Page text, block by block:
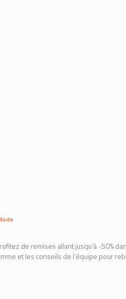
de remises allant jusqu’à -50%
et les conseils de l’équipe pour